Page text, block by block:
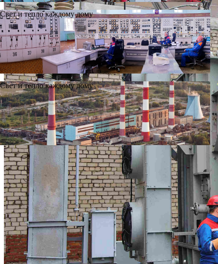
Свет и тепло каждому дому
Свет и тепло каждому дому